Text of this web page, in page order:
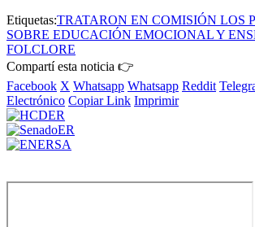
Etiquetas:TRATARON EN COMISIÓN LOS
SOBRE EDUCACIÓN EMOCIONAL Y
FOLCLORE
Compartí esta noticia 👉
Facebook X Whatsapp Whatsapp Reddit
Electrónico Copiar Link Imprimir